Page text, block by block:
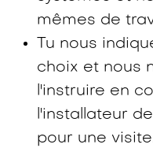
mêmes de
Tu nous
choix et nous
l'instruire en
l'installateur
pour une